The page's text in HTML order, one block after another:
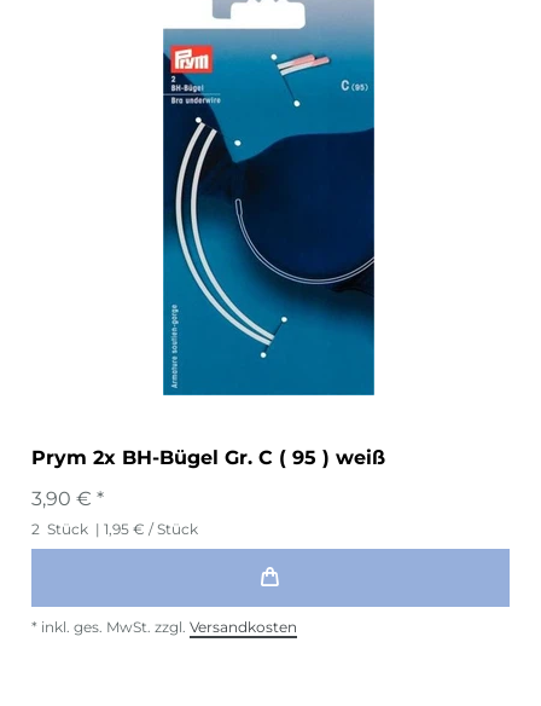
Prym 2x BH-Bügel Gr. C ( 95 ) weiß
3,90 € *
2 Stück | 1,95 € / Stück
* inkl. ges. MwSt. zzgl. Versandkosten